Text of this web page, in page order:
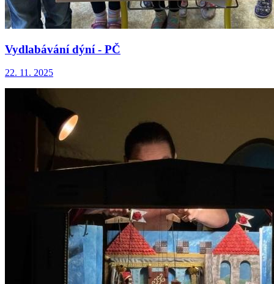
Vydlabávání dýní - PČ
22. 11. 2025